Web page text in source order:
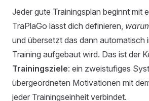
Jeder gute Trainingsplan beginnt mit
TraPlaGo lässt dich definieren,
und übersetzt das dann automatisch
Training aufgebaut wird. Das ist der
Trainingsziele: ein zweistufiges
übergeordneten Motivationen mit
jeder Trainingseinheit verbindet.